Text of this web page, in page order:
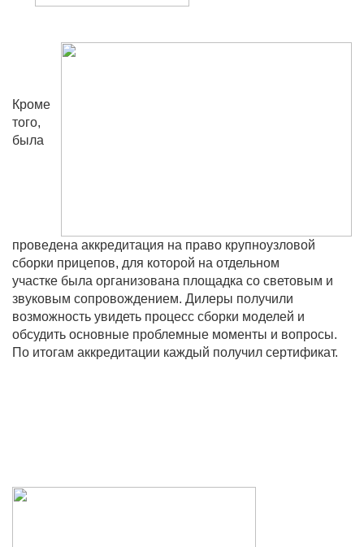
Кроме
того,
была
проведена аккредитация на право крупноузловой
сборки прицепов, для которой на отдельном
участке была организована площадка со световым и
звуковым сопровождением. Дилеры получили
возможность увидеть процесс сборки моделей и
обсудить основные проблемные моменты и вопросы.
По итогам аккредитации каждый получил сертификат.